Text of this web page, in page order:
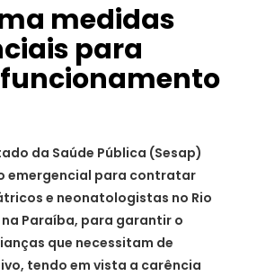
medidas
para
da Saúde Pública (Sesap)
emergencial para contratar
e neonatologistas no Rio
Paraíba, para garantir o
que necessitam de
tendo em vista a carência